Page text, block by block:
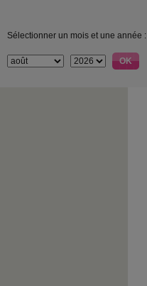
Sélectionner un mois et une année :